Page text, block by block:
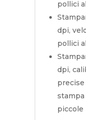
pollici
dpi,
pollici
dpi,
piccole